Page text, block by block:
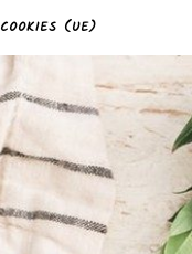
(UE)